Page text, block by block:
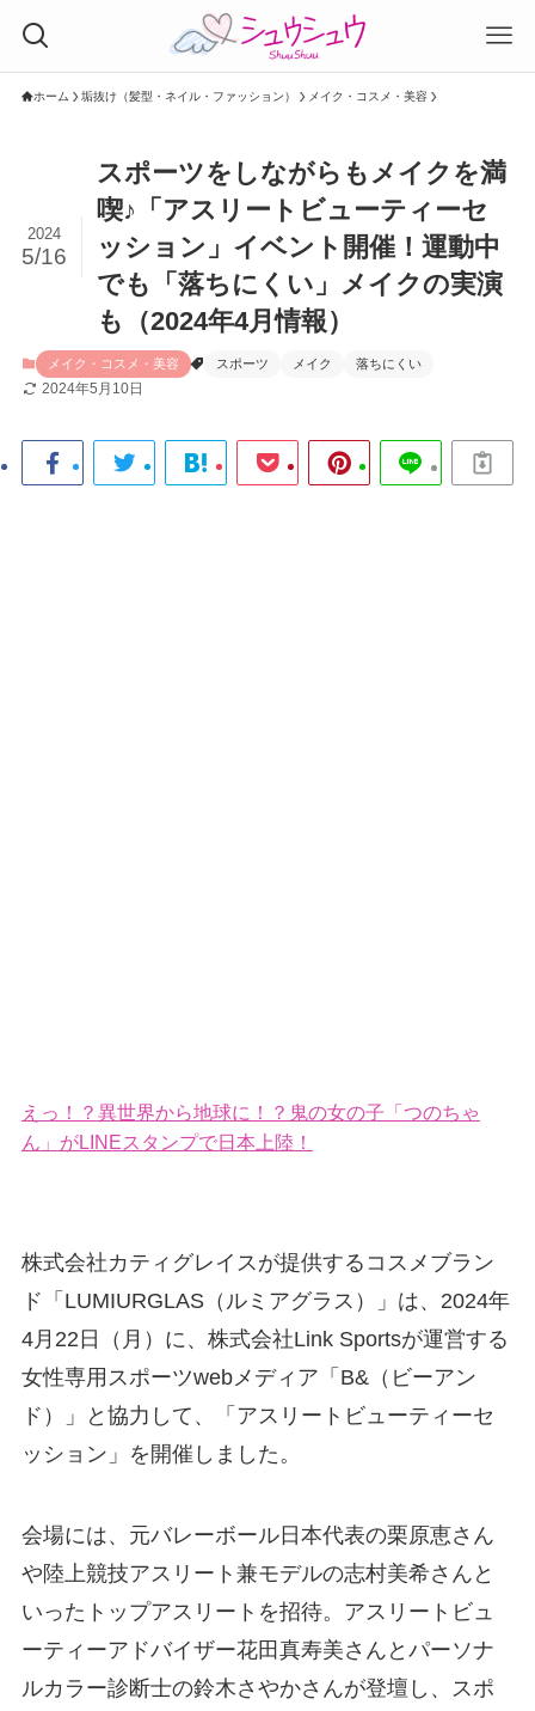
ホーム 垢抜け（髪型・ネイル・ファッション） メイク・コスメ・美容
スポーツをしながらもメイクを満
喫♪「アスリートビューティーセ
ッション」イベント開催！運動中
でも「落ちにくい」メイクの実演
も（2024年4月情報）
2024
5/16
メイク・コスメ・美容 スポーツ メイク 落ちにくい
2024年5月10日
えっ！？異世界から地球に！？鬼の女の子「つのちゃ
ん」がLINEスタンプで日本上陸！
株式会社カティグレイスが提供するコスメブラン
ド「LUMIURGLAS（ルミアグラス）」は、2024年
4月22日（月）に、株式会社Link Sportsが運営する
女性専用スポーツwebメディア「B&（ビーアン
ド）」と協力して、「アスリートビューティーセ
ッション」を開催しました。
会場には、元バレーボール日本代表の栗原恵さん
や陸上競技アスリート兼モデルの志村美希さんと
いったトップアスリートを招待。アスリートビュ
ーティーアドバイザー花田真寿美さんとパーソナ
ルカラー診断士の鈴木さやかさんが登壇し、スポ